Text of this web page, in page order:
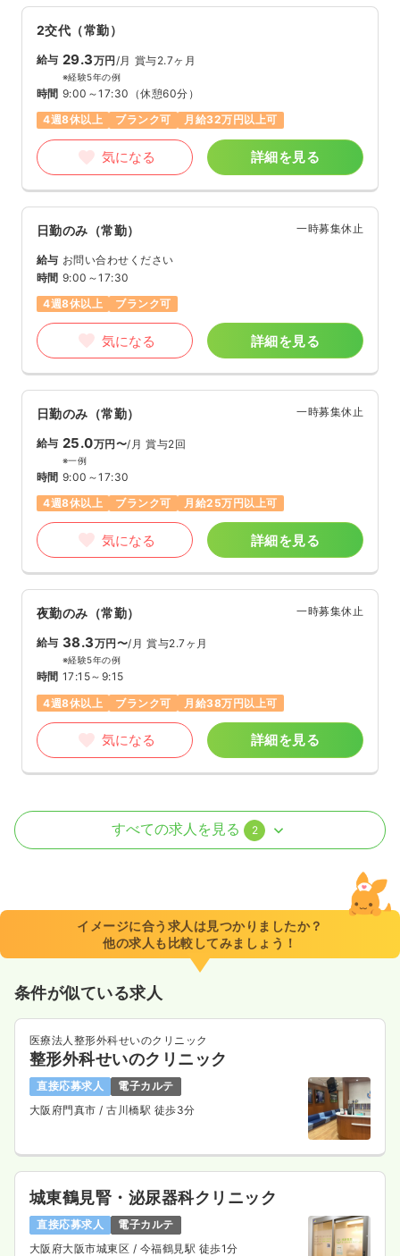
2交代（常勤）
給与 29.3万円/月 賞与2.7ヶ月
※経験5年の例
時間 9:00～17:30 （休憩60分）
4週8休以上
ブランク可 月給32万円以上可
気になる 詳細を見る
日勤のみ（常勤） 一時募集休止
給与 お問い合わせください
時間 9:00～17:30
4週8休以上
ブランク可
気になる 詳細を見る
日勤のみ（常勤） 一時募集休止
給与 25.0万円〜/月 賞与2回
※一例
時間 9:00～17:30
4週8休以上
ブランク可 月給25万円以上可
気になる 詳細を見る
夜勤のみ（常勤） 一時募集休止
給与 38.3万円〜/月 賞与2.7ヶ月
※経験5年の例
時間 17:15～9:15
4週8休以上
ブランク可 月給38万円以上可
気になる 詳細を見る
外来
9:30～18:00
4週8休以上
ブランク可 月給25万円以上可
気になる
日勤のみ（パート）
給与 時給1,845円〜
時間 9:00～17:30
すべての求人を見る 2
イメージに合う求人は見つかりましたか？
他の求人も比較してみましょう！
条件が似ている求人
医療法人整形外科せいのクリニック
整形外科せいのクリニック
直接応募求人
電子カルテ
大阪府門真市 / 古川橋駅 徒歩3分
城東鶴見腎・泌尿器科クリニック
直接応募求人
電子カルテ
大阪府大阪市城東区 / 今福鶴見駅 徒歩1分